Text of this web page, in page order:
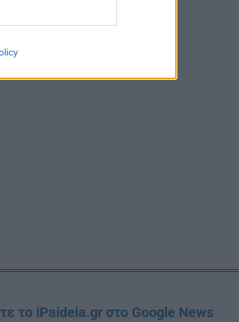
το iPaideia.gr στο Google News